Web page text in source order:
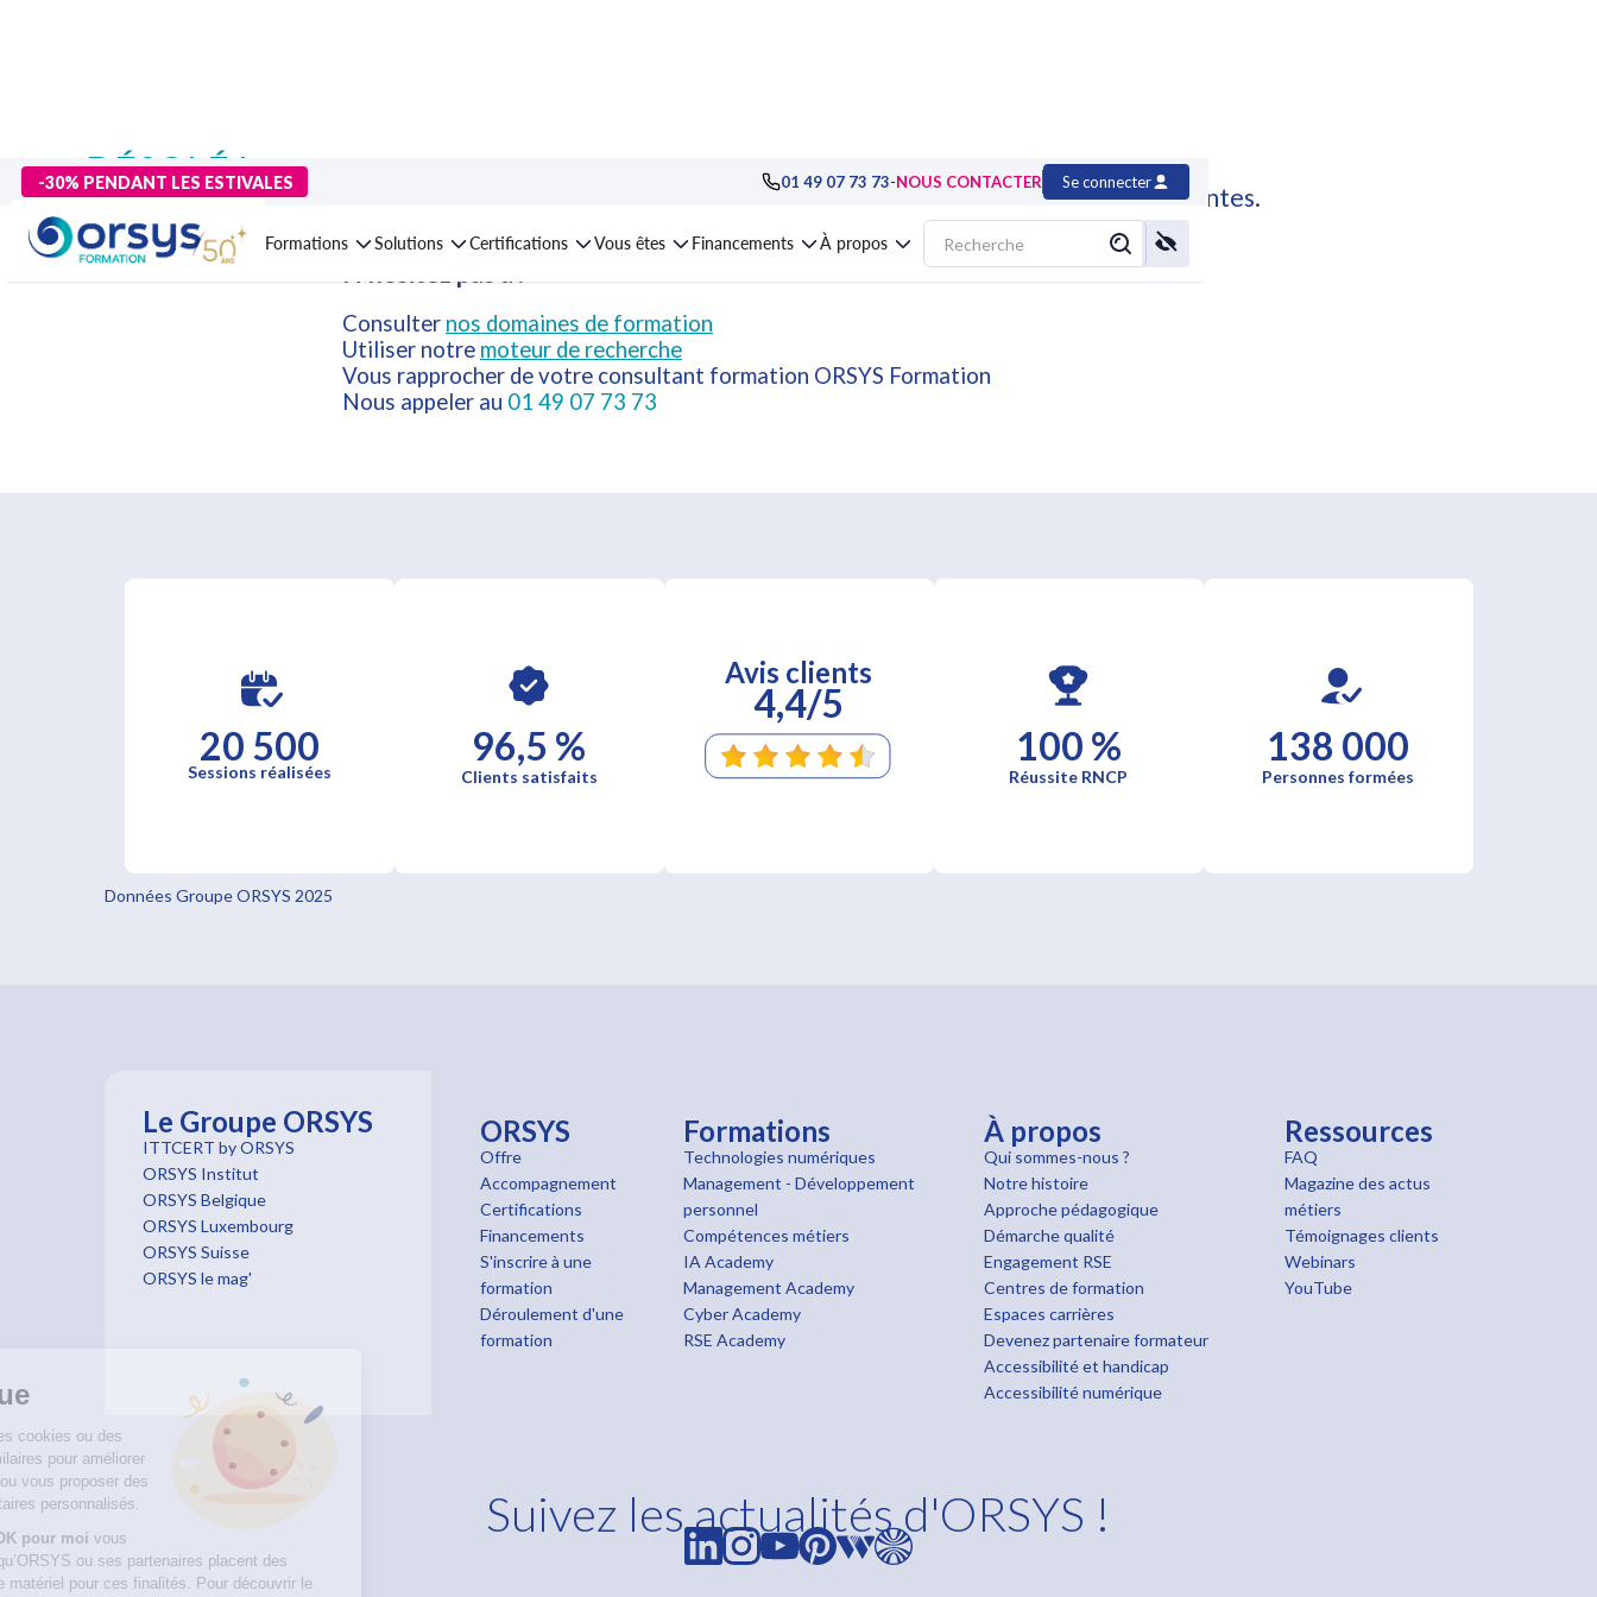
Bienvenue
Nous utilisons des cookies ou des
technologies similaires pour améliorer
votre navigation ou vous proposer des
contenus publicitaires personnalisés.
En cliquant sur
consentez à ce qu’ORSYS ou ses partenaires placent des
cookies sur votre matériel pour ces finalités. Pour découvrir le
-30% PENDANT LES ESTIVALES 01 49 07 73 73-NOUS CONTACTER Se connecter
Formations Solutions Certifications Vous êtes Financements À propos
DÉSOLÉ !
Cette formation n'est plus disponible mais d'autres formations ORSYS peuvent répondre à vos attentes.
Consulter nos domaines de formation
Utiliser notre moteur de recherche
Vous rapprocher de votre consultant formation ORSYS Formation
Nous appeler au 01 49 07 73 73
20 500
Sessions réalisées
96,5 %
Clients satisfaits
Avis clients
4,4/5
100 %
Réussite RNCP
138 000
Personnes formées
Données Groupe ORSYS 2025
Le Groupe ORSYS
ITTCERT by ORSYS
ORSYS Institut
ORSYS Belgique
ORSYS Luxembourg
ORSYS Suisse
ORSYS le mag'
ORSYS
Offre
Accompagnement
Certifications
Financements
S'inscrire à une
formation
Déroulement d'une
formation
Formations
Technologies numériques
Management - Développement
personnel
Compétences métiers
IA Academy
Management Academy
Cyber Academy
RSE Academy
À propos
Qui sommes-nous ?
Notre histoire
Approche pédagogique
Démarche qualité
Engagement RSE
Centres de formation
Espaces carrières
Devenez partenaire formateur
Accessibilité et handicap
Accessibilité numérique
Ressources
FAQ
Magazine des actus
métiers
Témoignages clients
Webinars
YouTube
Suivez les actualités d'ORSYS !